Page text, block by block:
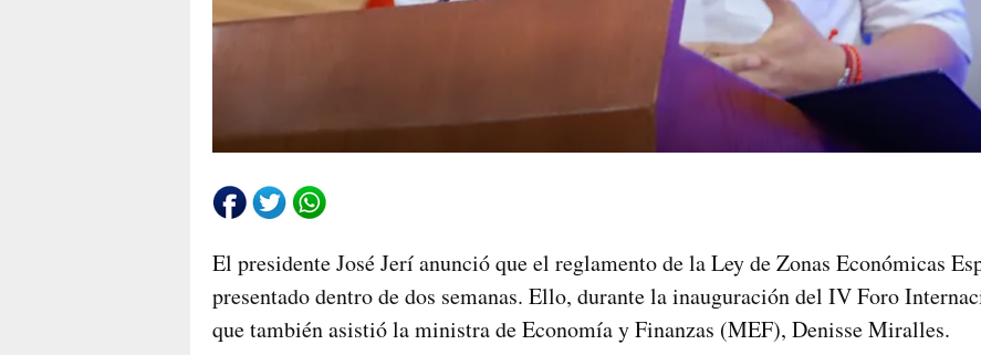
El presidente José Jerí anunció que el reglamento de la Ley de Zonas Económicas
presentado dentro de dos semanas. Ello, durante la inauguración del IV Foro
que también asistió la ministra de Economía y Finanzas (MEF), Denisse Miralles.